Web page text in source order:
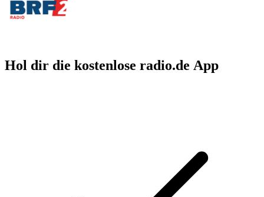
Hol dir die kostenlose radio.de App